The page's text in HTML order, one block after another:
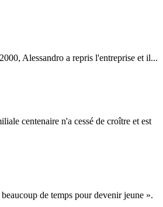
Alessandro a repris l'entreprise et il...
centenaire n'a cessé de croître et est
de temps pour devenir jeune ».